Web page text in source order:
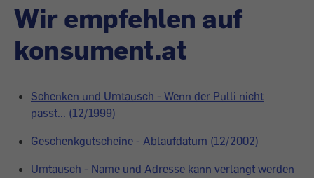
Wir empfehlen auf
konsument.at
Schenken und Umtausch - Wenn der Pulli nicht
passt... (12/1999)
Geschenkgutscheine - Ablaufdatum (12/2002)
Umtausch - Name und Adresse kann verlangt werden